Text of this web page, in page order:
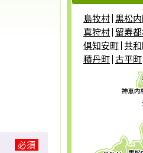
必須
島牧村 黒松
真狩村 留寿
倶知安町 共
積丹町 古平町